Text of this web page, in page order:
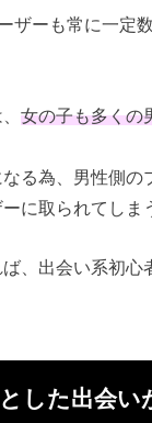
ザーも常に一定
女の子も多くの
る為、男性側の
に取られてしま
、出会い系初心
した出会い